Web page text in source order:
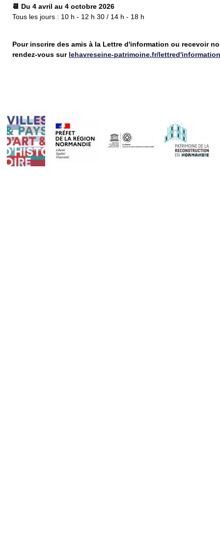
📆 Du 4 avril au 4 octobre 2026
Tous les jours : 10 h - 12 h 30 / 14 h - 18 h
Pour inscrire des amis à la Lettre d'information ou recevoir
rendez-vous sur lehavreseine-patrimoine.fr/lettred'information